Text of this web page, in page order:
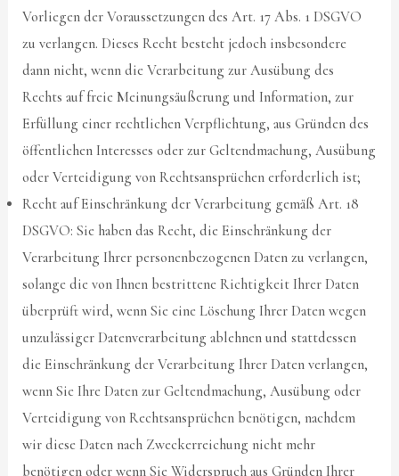
Vorliegen der Voraussetzungen des Art. 17 Abs. 1 DSGVO
zu verlangen. Dieses Recht besteht jedoch insbesondere
dann nicht, wenn die Verarbeitung zur Ausübung des
Rechts auf freie Meinungsäußerung und Information, zur
Erfüllung einer rechtlichen Verpflichtung, aus Gründen des
öffentlichen Interesses oder zur Geltendmachung, Ausübung
oder Verteidigung von Rechtsansprüchen erforderlich ist;
Recht auf Einschränkung der Verarbeitung gemäß Art. 18
DSGVO: Sie haben das Recht, die Einschränkung der
Verarbeitung Ihrer personenbezogenen Daten zu verlangen,
solange die von Ihnen bestrittene Richtigkeit Ihrer Daten
überprüft wird, wenn Sie eine Löschung Ihrer Daten wegen
unzulässiger Datenverarbeitung ablehnen und stattdessen
die Einschränkung der Verarbeitung Ihrer Daten verlangen,
wenn Sie Ihre Daten zur Geltendmachung, Ausübung oder
Verteidigung von Rechtsansprüchen benötigen, nachdem
wir diese Daten nach Zweckerreichung nicht mehr
benötigen oder wenn Sie Widerspruch aus Gründen Ihrer